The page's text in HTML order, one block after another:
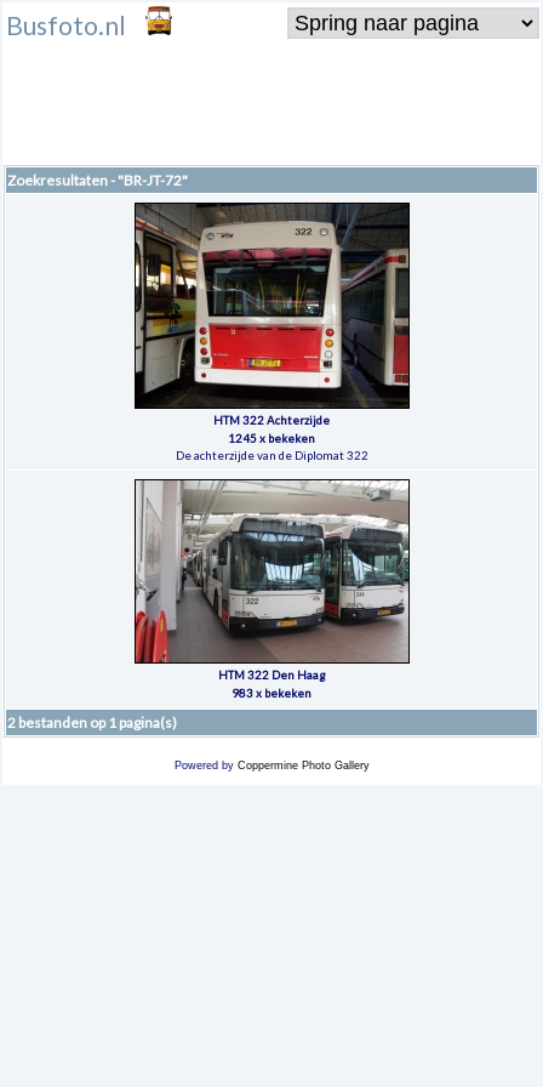
Busfoto.nl
Zoekresultaten - "BR-JT-72"
HTM 322 Achterzijde
1245 x bekeken
De achterzijde van de Diplomat 322
HTM 322 Den Haag
983 x bekeken
2 bestanden op 1 pagina(s)
Powered by Coppermine Photo Gallery